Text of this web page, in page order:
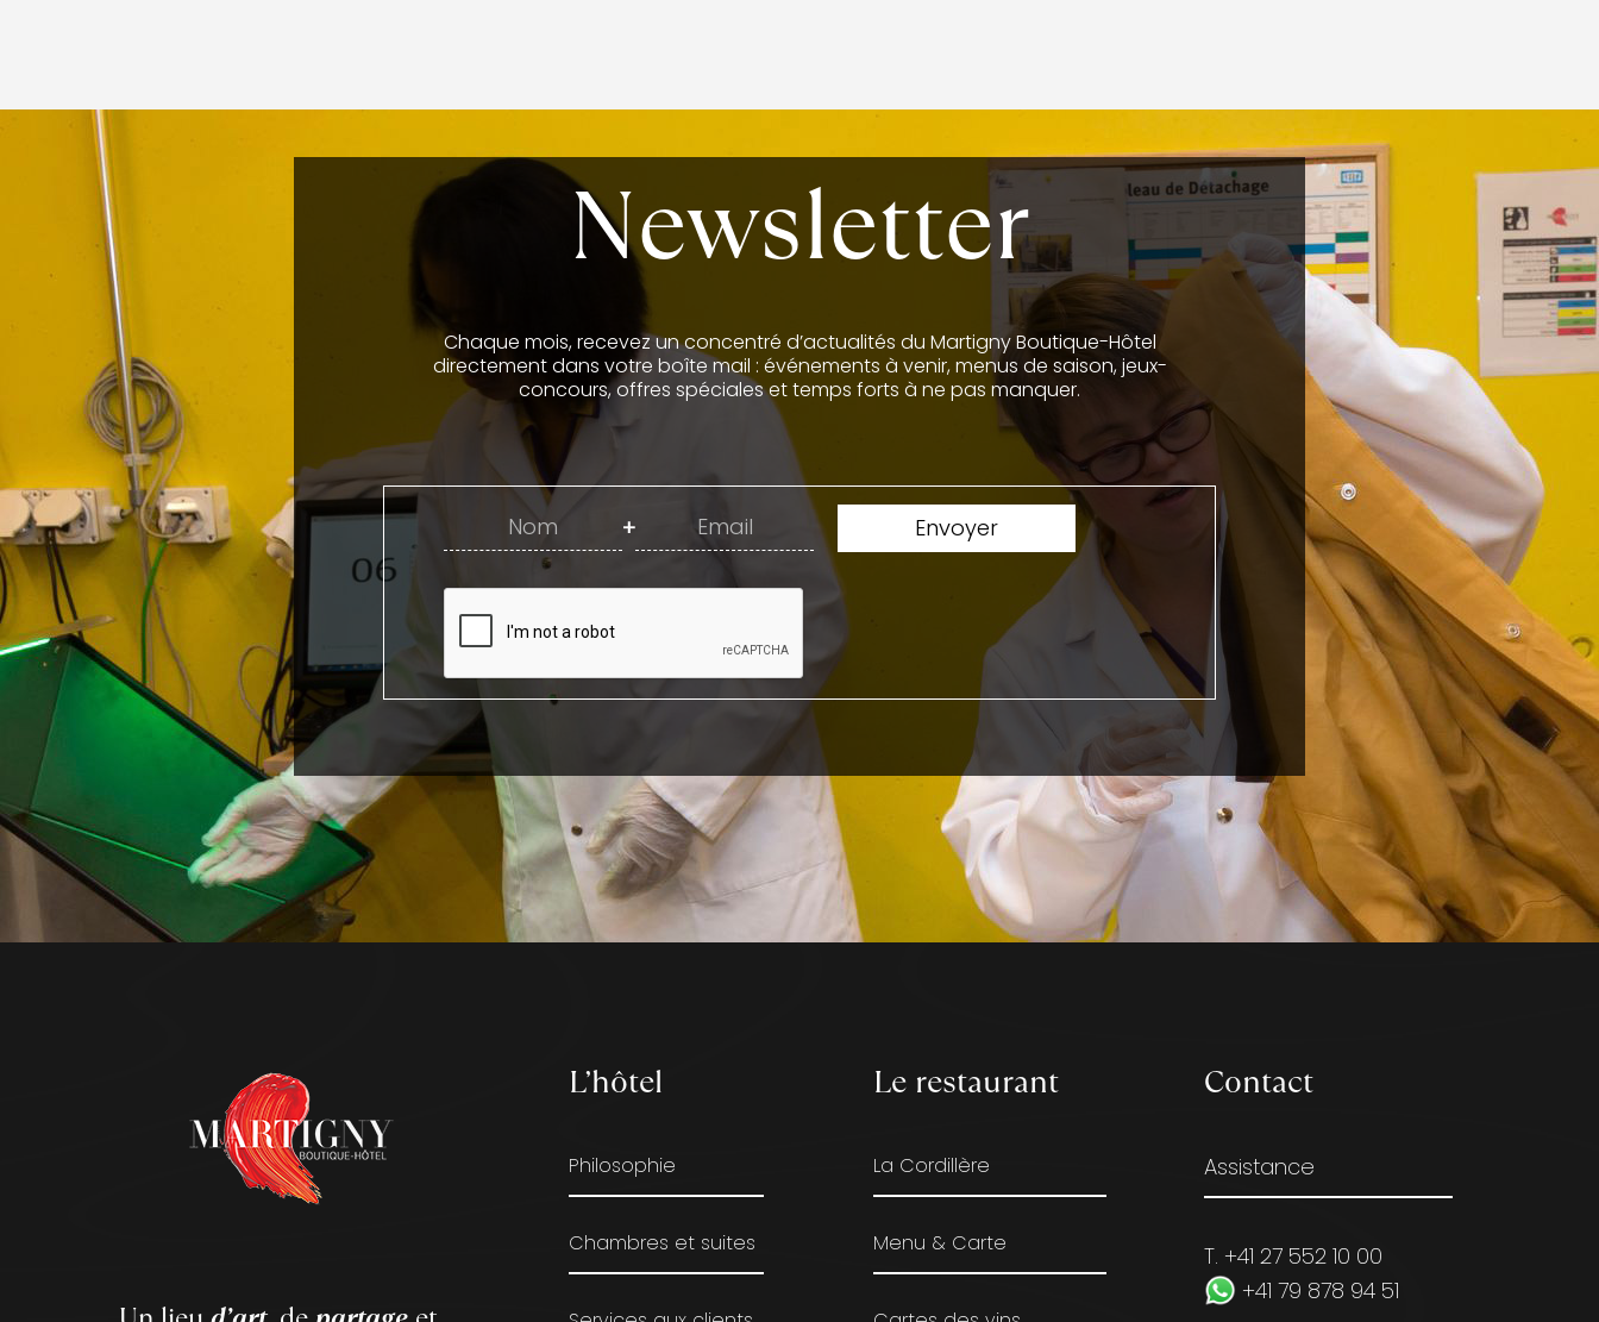
Newsletter
Chaque mois, recevez un concentré d’actualités du Martigny Boutique-Hôtel
directement dans votre boîte mail : événements à venir, menus de saison, jeux-
concours, offres spéciales et temps forts à ne pas manquer.
+ Envoyer
L’hôtel
Philosophie
Chambres et suites
Le restaurant
La Cordillère
Menu & Carte
Contact
Assistance
T. +41 27 552 10 00
+41 79 878 94 51